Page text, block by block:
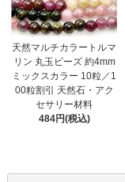
天然マルチカラートルマ
リン 丸玉ビーズ 約4mm
ミックスカラー 10粒／1
00粒割引 天然石・アク
セサリー材料
484円(税込)